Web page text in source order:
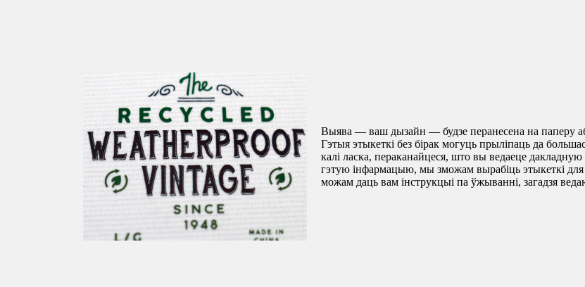
Выява — ваш дызайн — будзе перанесена на паперу
Гэтыя этыкеткі без бірак могуць прыліпаць да
калі ласка, пераканайцеся, што вы ведаеце
гэтую інфармацыю, мы зможам вырабіць этыкеткі
можам даць вам інструкцыі па ўжыванні, загадзя